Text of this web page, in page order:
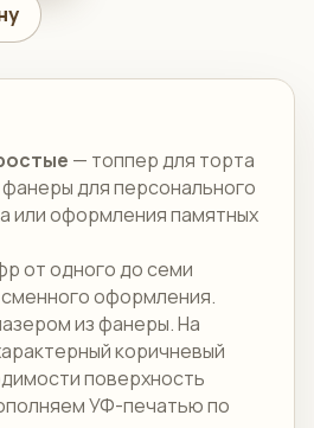
— топпер для торта
для персонального
или оформления памятных
от одного до семи
оформления.
из фанеры. На
коричневый
поверхность
УФ-печатью по